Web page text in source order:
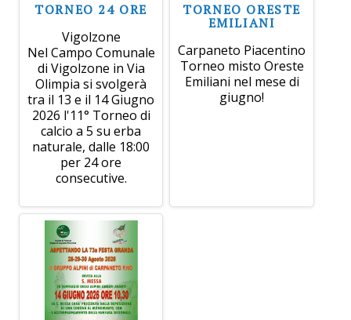
TORNEO 24 ORE
Vigolzone
Nel Campo Comunale
di Vigolzone in Via
Olimpia si svolgerà
tra il 13 e il 14 Giugno
2026 l'11° Torneo di
calcio a 5 su erba
naturale, dalle 18:00
per 24 ore
consecutive.
TORNEO ORESTE
EMILIANI
Carpaneto Piacentino
Torneo misto Oreste
Emiliani nel mese di
giugno!